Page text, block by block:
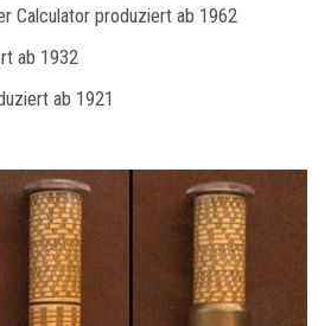
Calculator produziert ab 1962
ab 1932
ab 1921